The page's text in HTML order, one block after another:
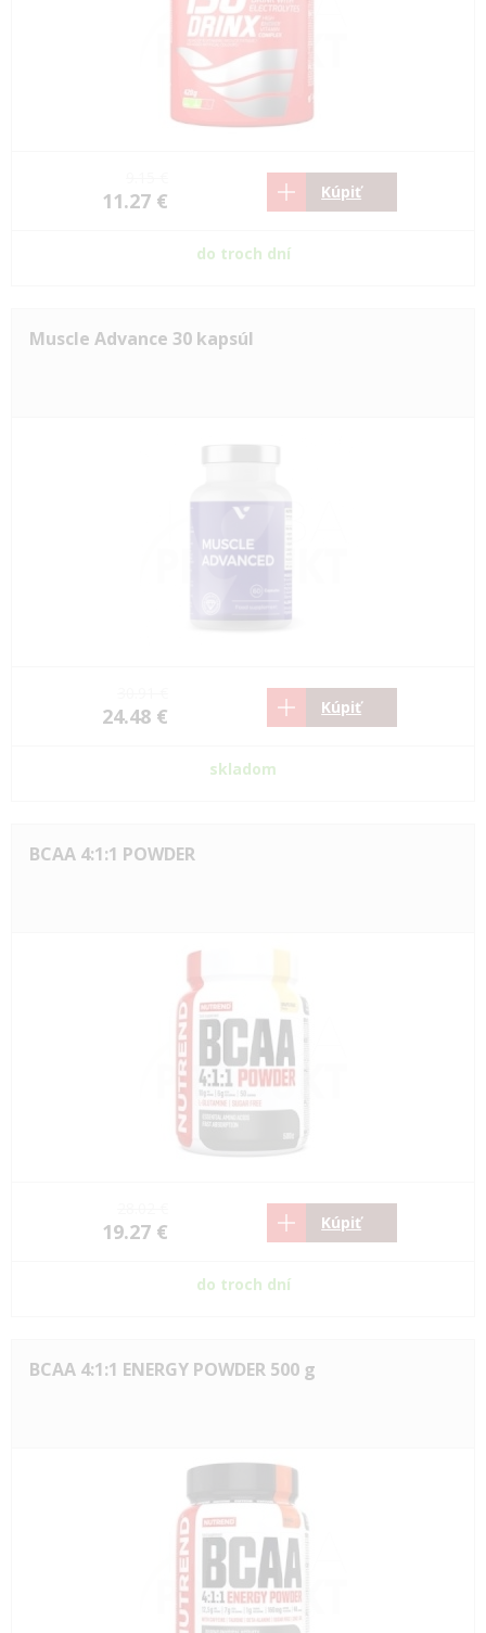
11.27 € Kúpiť
do troch dní
Muscle Advance 30 kapsúl
24.48 € Kúpiť
skladom
BCAA 4:1:1 POWDER
19.27 € Kúpiť
do troch dní
BCAA 4:1:1 ENERGY POWDER 500 g